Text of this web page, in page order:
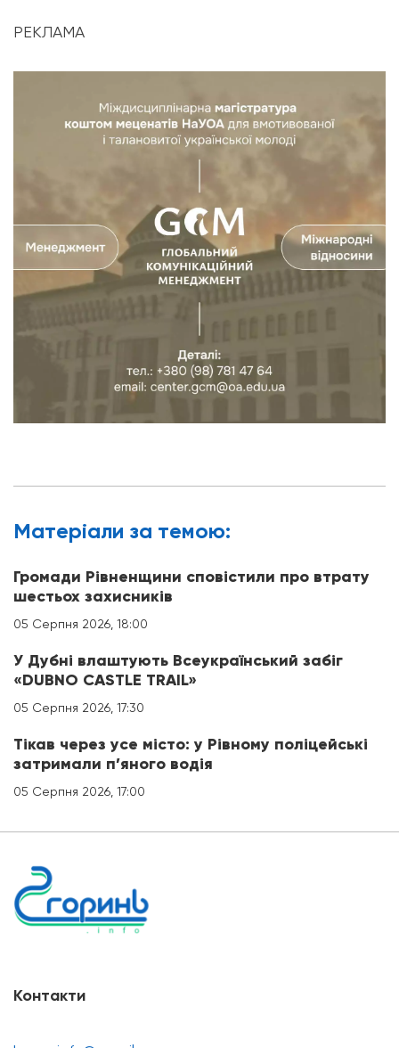
РЕКЛАМА
Матерiали за темою:
Громади Рівненщини сповістили про втрату
шестьох захисників
05 Серпня 2026, 18:00
У Дубні влаштують Всеукраїнський забіг
«DUBNO CASTLE TRAIL»
05 Серпня 2026, 17:30
Тікав через усе місто: у Рівному поліцейські
затримали п’яного водія
05 Серпня 2026, 17:00
Контакти